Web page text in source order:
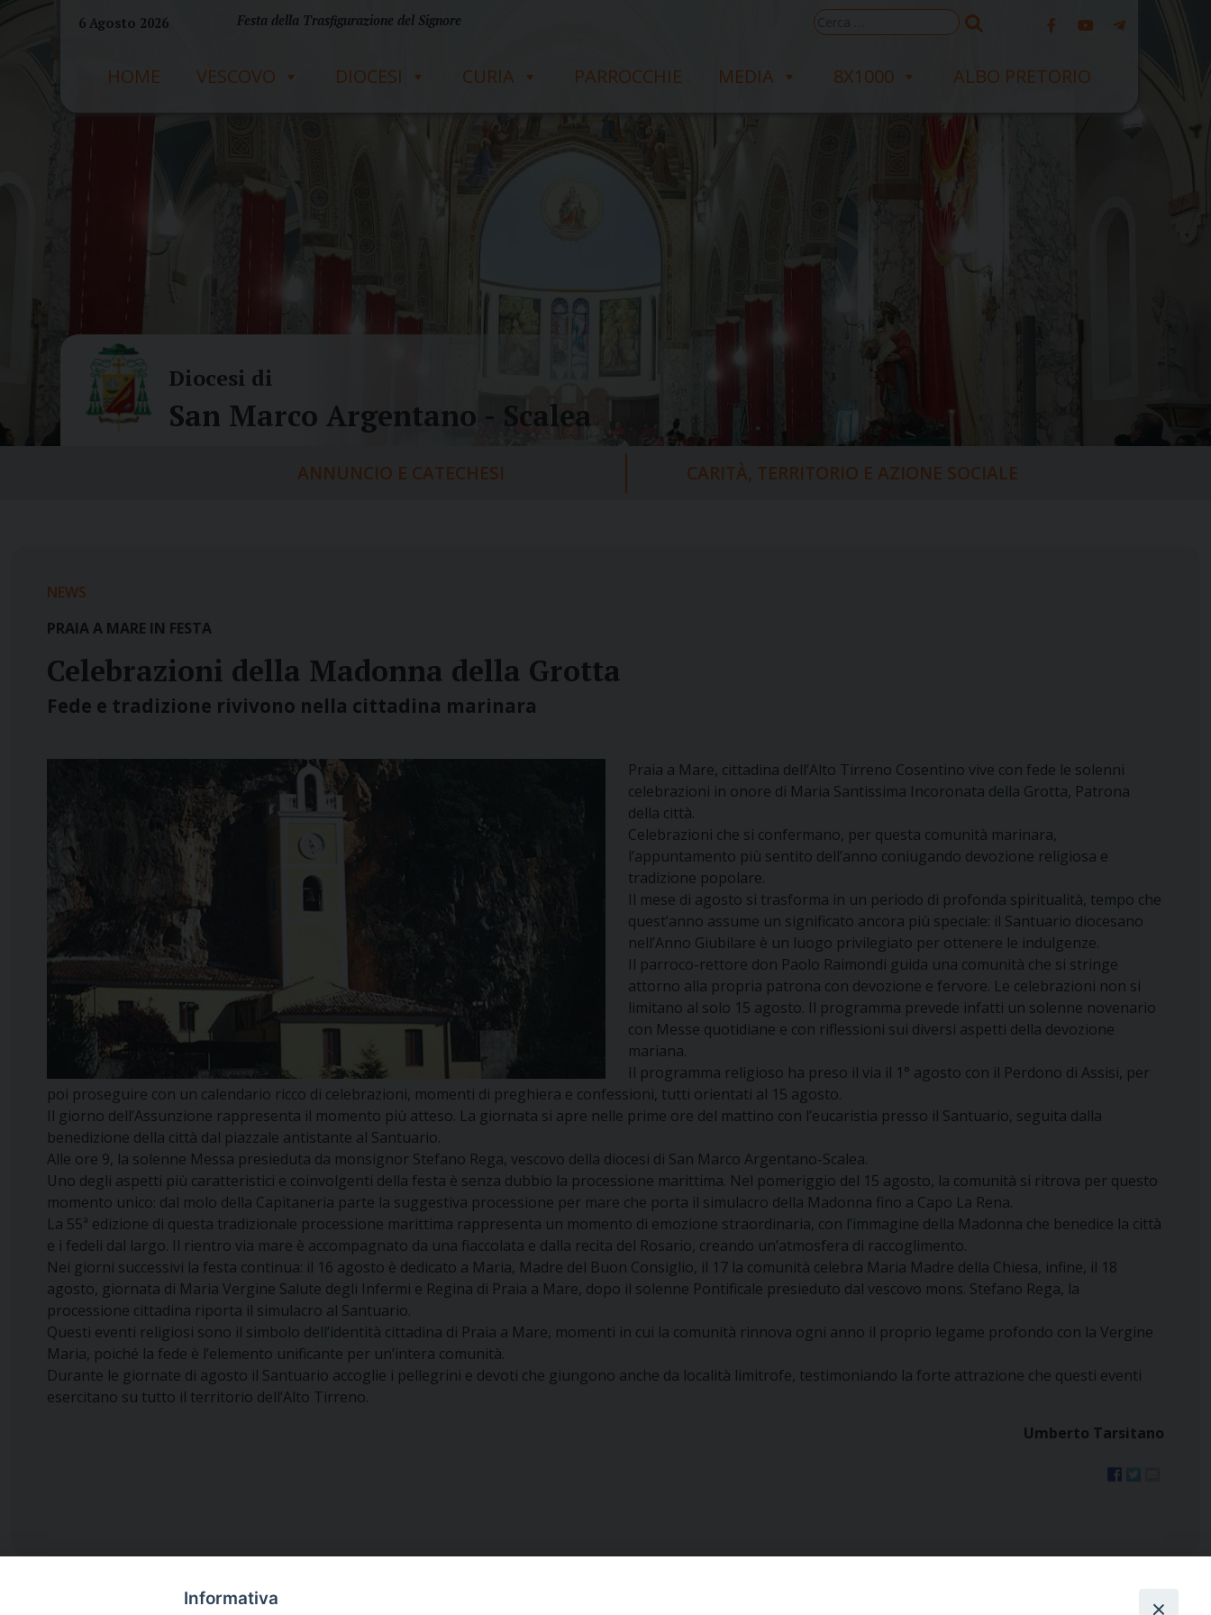
6 Agosto 2026 Festa della Trasfigurazione del Signore
Ricerca
per:
HOME VESCOVO DIOCESI CURIA PARROCCHIE MEDIA 8X1000 ALBO PRETORIO
Diocesi di
San Marco Argentano - Scalea
ANNUNCIO E CATECHESI CARITÀ, TERRITORIO E AZIONE SOCIALE
NEWS
PRAIA A MARE IN FESTA
Celebrazioni della Madonna della Grotta
Fede e tradizione rivivono nella cittadina marinara
Praia a Mare, cittadina dell’Alto Tirreno Cosentino vive con fede le solenni
celebrazioni in onore di Maria Santissima Incoronata della Grotta, Patrona
della città.
Celebrazioni che si confermano, per questa comunità marinara,
l’appuntamento più sentito dell’anno coniugando devozione religiosa e
tradizione popolare.
Il mese di agosto si trasforma in un periodo di profonda spiritualità, tempo che
quest’anno assume un significato ancora più speciale: il Santuario diocesano
nell’Anno Giubilare è un luogo privilegiato per ottenere le indulgenze.
Il parroco-rettore don Paolo Raimondi guida una comunità che si stringe
attorno alla propria patrona con devozione e fervore. Le celebrazioni non si
limitano al solo 15 agosto. Il programma prevede infatti un solenne novenario
con Messe quotidiane e con riflessioni sui diversi aspetti della devozione
mariana.
Il programma religioso ha preso il via il 1° agosto con il Perdono di Assisi, per
poi proseguire con un calendario ricco di celebrazioni, momenti di preghiera e confessioni, tutti orientati al 15 agosto.
Il giorno dell’Assunzione rappresenta il momento più atteso. La giornata si apre nelle prime ore del mattino con l’eucaristia presso il Santuario, seguita dalla
benedizione della città dal piazzale antistante al Santuario.
Alle ore 9, la solenne Messa presieduta da monsignor Stefano Rega, vescovo della diocesi di San Marco Argentano-Scalea.
Uno degli aspetti più caratteristici e coinvolgenti della festa è senza dubbio la processione marittima. Nel pomeriggio del 15 agosto, la comunità si ritrova per questo
momento unico: dal molo della Capitaneria parte la suggestiva processione per mare che porta il simulacro della Madonna fino a Capo La Rena.
La 55ª edizione di questa tradizionale processione marittima rappresenta un momento di emozione straordinaria, con l’immagine della Madonna che benedice la città
e i fedeli dal largo. Il rientro via mare è accompagnato da una fiaccolata e dalla recita del Rosario, creando un’atmosfera di raccoglimento.
Nei giorni successivi la festa continua: il 16 agosto è dedicato a Maria, Madre del Buon Consiglio, il 17 la comunità celebra Maria Madre della Chiesa, infine, il 18
agosto, giornata di Maria Vergine Salute degli Infermi e Regina di Praia a Mare, dopo il solenne Pontificale presieduto dal vescovo mons. Stefano Rega, la
processione cittadina riporta il simulacro al Santuario.
Questi eventi religiosi sono il simbolo dell’identità cittadina di Praia a Mare, momenti in cui la comunità rinnova ogni anno il proprio legame profondo con la Vergine
Maria, poiché la fede è l’elemento unificante per un’intera comunità.
Durante le giornate di agosto il Santuario accoglie i pellegrini e devoti che giungono anche da località limitrofe, testimoniando la forte attrazione che questi eventi
esercitano su tutto il territorio dell’Alto Tirreno.
Umberto Tarsitano
Informativa